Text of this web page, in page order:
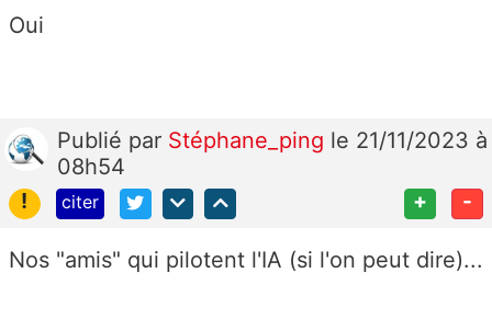
Oui
Publié par Stéphane_ping le 21/11/2023 à
08h54
!
citer + -
Nos "amis" qui pilotent l'IA (si l'on peut dire)...